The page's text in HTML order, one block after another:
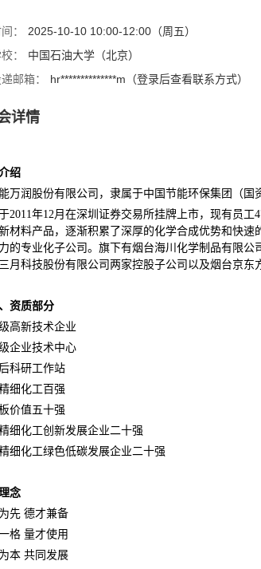
： 2025-10-10 10:00-12:00（周五）
：
中国石油大学（北京）
邮箱：
hr**************m（登录后查看联系方式）
详情
绍
万润股份有限公司，隶属于中国节能环保集团（
2011年12月在深圳证券交易所挂牌上市，现有员
材料产品，逐渐积累了深厚的化学合成优势和快
的专业化子公司。旗下有烟台海川化学制品有限
月科技股份有限公司两家控股子公司以及烟台京东
资质部分
高新技术企业
企业技术中心
科研工作站
细化工百强
价值五十强
细化工创新发展企业二十强
细化工绿色低碳发展企业二十强
念
先 德才兼备
格 量才使用
本 共同发展